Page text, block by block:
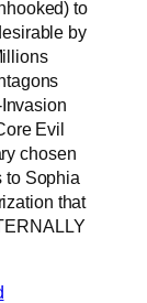
to
by
Evil
chosen
to Sophia
that